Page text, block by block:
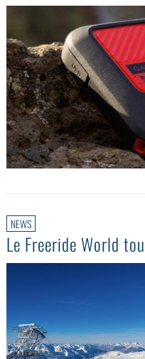
NEWS
Le Freeride World